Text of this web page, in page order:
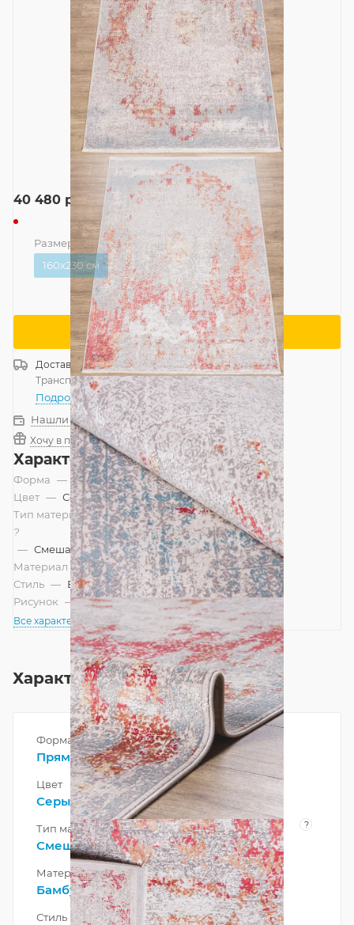
40 480 руб.
Размер
160x230 см
160x230 см
Сообщить о поступлении
ДоставкаРоссия
Транспортной компанией — бесплатно
Подробнее
Нашли дешевле?
Хочу в подарок
Характеристики
Форма — Прямоугольник
Цвет — Серый, Терракотовый
Тип материала
?
— Смешанный
Материал — Бамбуковый шелк
Стиль — Винтажный, Современный
Рисунок — Абстракция
Все характеристики
Характеристики
Форма
Прямоугольник
Цвет
Серый,Терракотовый
Тип материала ?
Смешанный
Материал
Бамбуковый шелк
Стиль